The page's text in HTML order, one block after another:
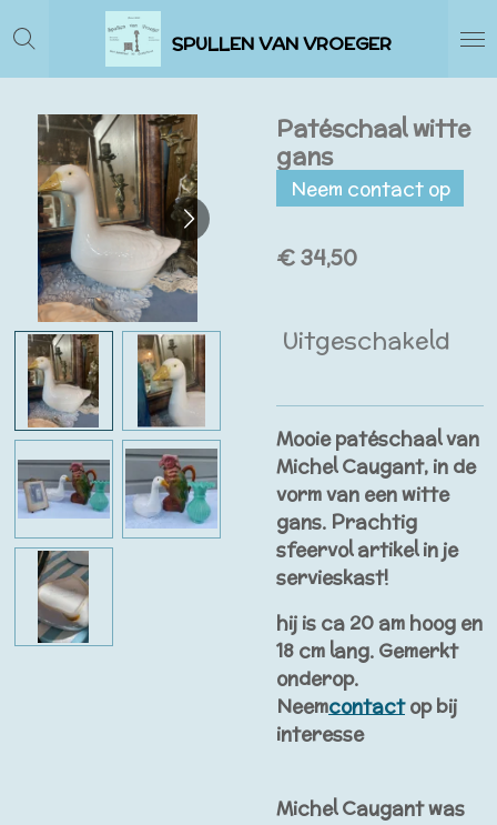
Ga
direct
naar
hoofdinhoud
SPULLEN VAN VROEGER
Patéschaal witte
gans
Neem contact op
€ 34,50
Uitgeschakeld
Mooie patéschaal van
Michel Caugant, in de
vorm van een witte
gans. Prachtig
sfeervol artikel in je
servieskast!
hij is ca 20 am hoog en
18 cm lang. Gemerkt
onderop.
Neemcontactop bij
interesse
Michel Caugant was